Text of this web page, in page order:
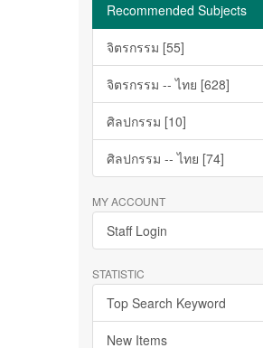
Recommended Subjects
จิตรกรรม [55]
จิตรกรรม -- ไทย [628]
ศิลปกรรม [10]
ศิลปกรรม -- ไทย [74]
MY ACCOUNT
Staff Login
STATISTIC
Top Search Keyword
New Items